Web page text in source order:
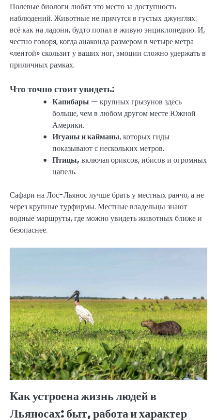
Полевые биологи любят это место за доступность
наблюдений. Животные не прячутся в густых джунглях:
всё как на ладони, будто попал в живую энциклопедию. И,
честно говоря, когда анаконда размером в четыре метра
«лентой» скользит у ваших ног, эмоции сложно удержать в
приличных рамках.
Что точно стоит увидеть:
Капибары — крупных грызунов здесь
больше, чем в любом другом месте Южной
Америки.
Игуаны и кайманы, которых гиды
показывают с нескольких метров.
Птицы, включая ориксов, ибисов и огромных
цапель.
Сафари на Лос-Льянос лучше брать у местных ранчо, а не
через крупные турфирмы. Местные владельцы знают
водные маршруты, где можно увидеть животных ближе и
безопаснее.
Как устроена жизнь людей в
Льяносах: быт, работа и характер